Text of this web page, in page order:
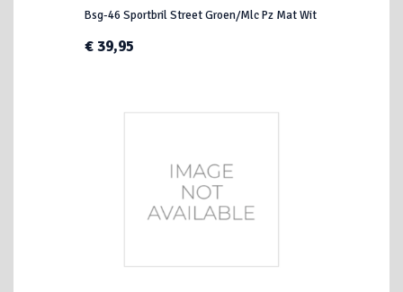
Bsg-46 Sportbril Street Groen/Mlc Pz Mat Wit
€ 39,95